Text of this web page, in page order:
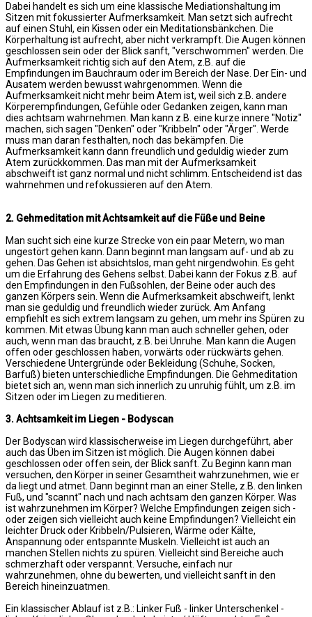
Dabei handelt es sich um eine klassische Mediationshaltung im
Sitzen mit fokussierter Aufmerksamkeit. Man setzt sich aufrecht
auf einen Stuhl, ein Kissen oder ein Meditationsbänkchen. Die
Körperhaltung ist aufrecht, aber nicht verkrampft. Die Augen können
geschlossen sein oder der Blick sanft, "verschwommen" werden. Die
Aufmerksamkeit richtig sich auf den Atem, z.B. auf die
Empfindungen im Bauchraum oder im Bereich der Nase. Der Ein- und
Ausatem werden bewusst wahrgenommen. Wenn die
Aufmerksamkeit nicht mehr beim Atem ist, weil sich z.B. andere
Körperempfindungen, Gefühle oder Gedanken zeigen, kann man
dies achtsam wahrnehmen. Man kann z.B. eine kurze innere "Notiz"
machen, sich sagen "Denken" oder "Kribbeln" oder "Ärger". Werde
muss man daran festhalten, noch das bekämpfen. Die
Aufmerksamkeit kann dann freundlich und geduldig wieder zum
Atem zurückkommen. Das man mit der Aufmerksamkeit
abschweift ist ganz normal und nicht schlimm. Entscheidend ist das
wahrnehmen und refokussieren auf den Atem.
2. Gehmeditation mit Achtsamkeit auf die Füße und Beine
Man sucht sich eine kurze Strecke von ein paar Metern, wo man
ungestört gehen kann. Dann beginnt man langsam auf- und ab zu
gehen. Das Gehen ist absichtslos, man geht nirgendwohin. Es geht
um die Erfahrung des Gehens selbst. Dabei kann der Fokus z.B. auf
den Empfindungen in den Fußsohlen, der Beine oder auch des
ganzen Körpers sein. Wenn die Aufmerksamkeit abschweift, lenkt
man sie geduldig und freundlich wieder zurück. Am Anfang
empfiehlt es sich extrem langsam zu gehen, um mehr ins Spüren zu
kommen. Mit etwas Übung kann man auch schneller gehen, oder
auch, wenn man das braucht, z.B. bei Unruhe. Man kann die Augen
offen oder geschlossen haben, vorwärts oder rückwärts gehen.
Verschiedene Untergründe oder Bekleidung (Schuhe, Socken,
Barfuß) bieten unterschiedliche Empfindungen. Die Gehmeditation
bietet sich an, wenn man sich innerlich zu unruhig fühlt, um z.B. im
Sitzen oder im Liegen zu meditieren.
3. Achtsamkeit im Liegen - Bodyscan
Der Bodyscan wird klassischerweise im Liegen durchgeführt, aber
auch das Üben im Sitzen ist möglich. Die Augen können dabei
geschlossen oder offen sein, der Blick sanft. Zu Beginn kann man
versuchen, den Körper in seiner Gesamtheit wahrzunehmen, wie er
da liegt und atmet. Dann beginnt man an einer Stelle, z.B. den linken
Fuß, und "scannt" nach und nach achtsam den ganzen Körper. Was
ist wahrzunehmen im Körper? Welche Empfindungen zeigen sich -
oder zeigen sich vielleicht auch keine Empfindungen? Vielleicht ein
leichter Druck oder Kribbeln/Pulsieren, Wärme oder Kälte,
Anspannung oder entspannte Muskeln. Vielleicht ist auch an
manchen Stellen nichts zu spüren. Vielleicht sind Bereiche auch
schmerzhaft oder verspannt. Versuche, einfach nur
wahrzunehmen, ohne du bewerten, und vielleicht sanft in den
Bereich hineinzuatmen.
Ein klassischer Ablauf ist z.B.: Linker Fuß - linker Unterschenkel -